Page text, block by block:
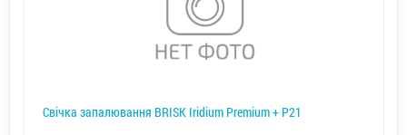
Свічка запалювання BRISK Iridium Premium + P21